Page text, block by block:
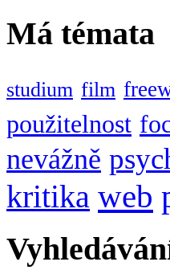
Má témata
studium film
použitelnost
nevážně
kritika web